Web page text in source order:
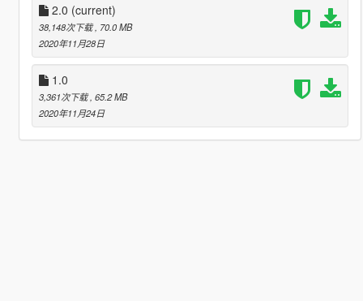
2.0 (current)
38,148次下载 , 70.0 MB
2020年11月28日
1.0
3,361次下载 , 65.2 MB
2020年11月24日